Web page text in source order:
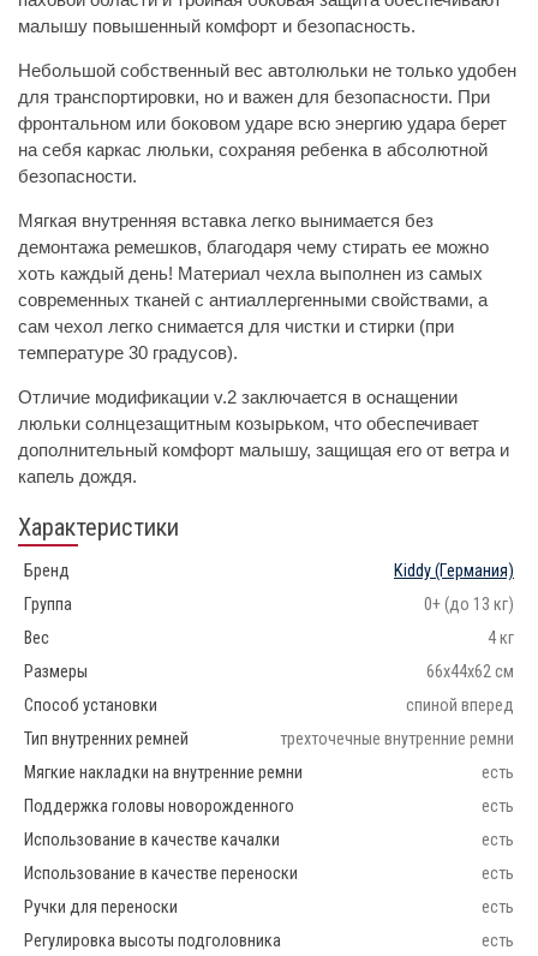
малышу повышенный комфорт и безопасность.
Небольшой собственный вес автолюльки не только удобен
для транспортировки, но и важен для безопасности. При
фронтальном или боковом ударе всю энергию удара берет
на себя каркас люльки, сохраняя ребенка в абсолютной
безопасности.
Мягкая внутренняя вставка легко вынимается без
демонтажа ремешков, благодаря чему стирать ее можно
хоть каждый день! Материал чехла выполнен из самых
современных тканей с антиаллергенными свойствами, а
сам чехол легко снимается для чистки и стирки (при
температуре 30 градусов).
Отличие модификации v.2 заключается в оснащении
люльки солнцезащитным козырьком, что обеспечивает
дополнительный комфорт малышу, защищая его от ветра и
капель дождя.
Характеристики
Бренд Kiddy(Германия)
Группа
0+ (до 13 кг)
Вес
4 кг
Размеры
66x44x62 см
Способ установки
спиной вперед
Тип внутренних ремней
трехточечные внутренние ремни
Мягкие накладки на внутренние ремни
есть
Поддержка головы новорожденного
есть
Использование в качестве качалки
есть
Использование в качестве переноски
есть
Ручки для переноски
есть
Регулировка высоты подголовника
есть